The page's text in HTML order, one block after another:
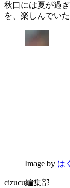
秋口には夏が過
を、楽しんでいた
Image by は
cizucu編集部